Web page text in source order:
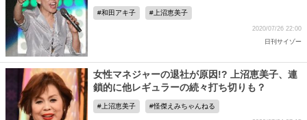
和田アキ子 上沼恵美子
2020/07/26 22:00
日刊サイゾー
女性マネジャーの退社が原因!? 上沼恵美子、連
鎖的に他レギュラーの続々打ち切りも？
上沼恵美子 怪傑えみちゃんねる